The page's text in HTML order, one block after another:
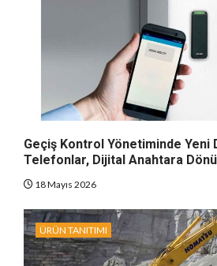
Geçiş Kontrol Yönetiminde Yeni
Telefonlar, Dijital Anahtara
18 Mayıs 2026
ÜRÜN TANITIMI